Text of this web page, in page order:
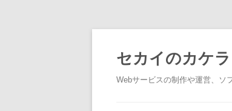
セカイのカケラ
Webサービスの制作や運営、ソ